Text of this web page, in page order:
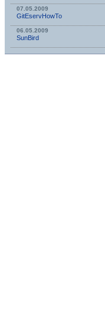
07.05.2009
GitEservHowTo
06.05.2009
SunBird